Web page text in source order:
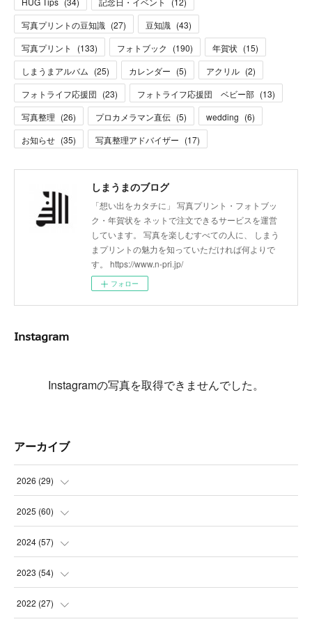
写真プリントの豆知識 (27) 豆知識 (43)
写真プリント
(133) フォトブック (190) 年賀状 (15)
しまうまアルバム (25) カレンダー (5) アクリル (2)
フォトライフ応援団 (23) フォトライフ応援団 ベビー部 (13)
写真整理 (26) プロカメラマン直伝 (5) wedding (6)
お知らせ (35) 写真整理アドバイザー (17)
しまうまのブログ
「想い出をカタチに」 写真プリント・フォトブッ
ク・年賀状を ネットで注文できるサービスを運営
しています。 写真を楽しむすべての人に、 しまう
まプリントの魅力を知っていただければ何よりで
す。 https://www.n-pri.jp/
フォロー
Instagram
Instagramの写真を取得できませんでした。
アーカイブ
2026 (29)
(5
(3
(7
(6
2025 (60)
(3
(3
(3
2024 (57)
(4
(5
2023 (54)
(6
2022 (27)